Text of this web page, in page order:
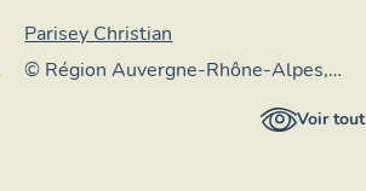
Parisey Christian
© Région Auvergne-Rhône-Alpes,
Inventaire général du patrimoineVoir tout